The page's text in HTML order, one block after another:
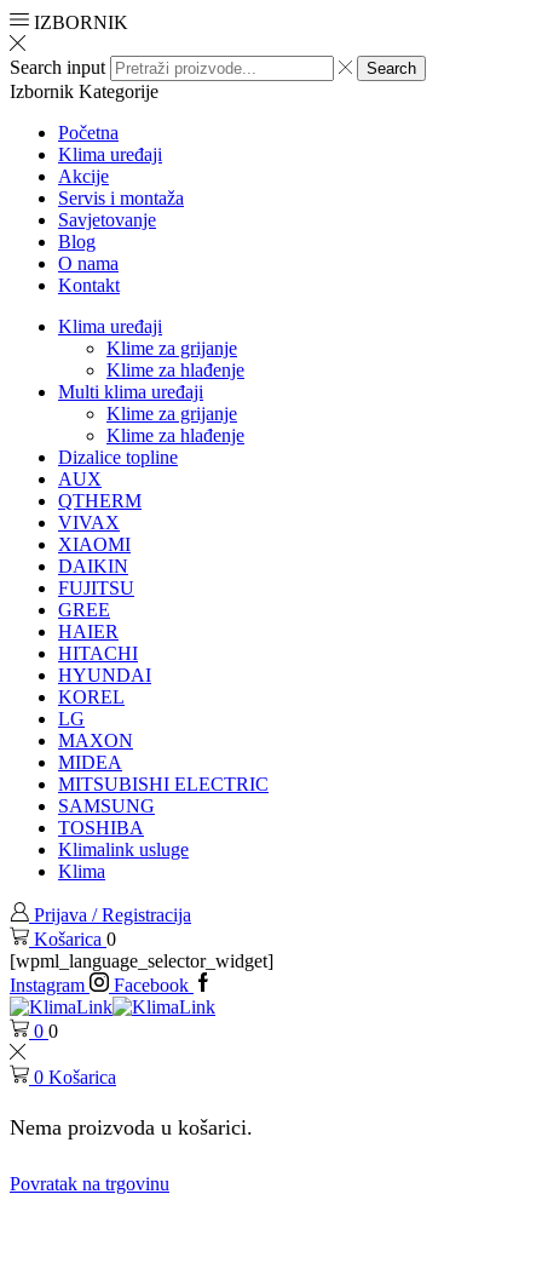
IZBORNIK
Search input Search
Izbornik Kategorije
Početna
Klima uređaji
Akcije
Servis i montaža
Savjetovanje
Blog
O nama
Kontakt
Klima uređaji
Klime za grijanje
Klime za hlađenje
Multi klima uređaji
Klime za grijanje
Klime za hlađenje
Dizalice topline
AUX
QTHERM
VIVAX
XIAOMI
DAIKIN
FUJITSU
GREE
HAIER
HITACHI
HYUNDAI
KOREL
LG
MAXON
MIDEA
MITSUBISHI ELECTRIC
SAMSUNG
TOSHIBA
Klimalink usluge
Klima
Prijava / Registracija
Košarica 0
[wpml_language_selector_widget]
Instagram
Facebook
0 0
0 Košarica
Nema proizvoda u košarici.
Povratak na trgovinu